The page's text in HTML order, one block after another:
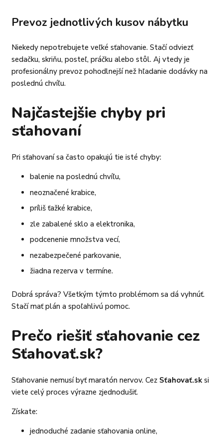
Prevoz jednotlivých kusov nábytku
Niekedy nepotrebujete veľké sťahovanie. Stačí odviezť
sedačku, skriňu, posteľ, práčku alebo stôl. Aj vtedy je
profesionálny prevoz pohodlnejší než hľadanie dodávky na
poslednú chvíľu.
Najčastejšie chyby pri
sťahovaní
Pri sťahovaní sa často opakujú tie isté chyby:
balenie na poslednú chvíľu,
neoznačené krabice,
príliš ťažké krabice,
zle zabalené sklo a elektronika,
podcenenie množstva vecí,
nezabezpečené parkovanie,
žiadna rezerva v termíne.
Dobrá správa? Všetkým týmto problémom sa dá vyhnúť.
Stačí mať plán a spoľahlivú pomoc.
Prečo riešiť sťahovanie cez
Sťahovať.sk?
Sťahovanie nemusí byť maratón nervov. Cez Sťahovať.sksi
viete celý proces výrazne zjednodušiť.
Získate:
jednoduché zadanie sťahovania online,